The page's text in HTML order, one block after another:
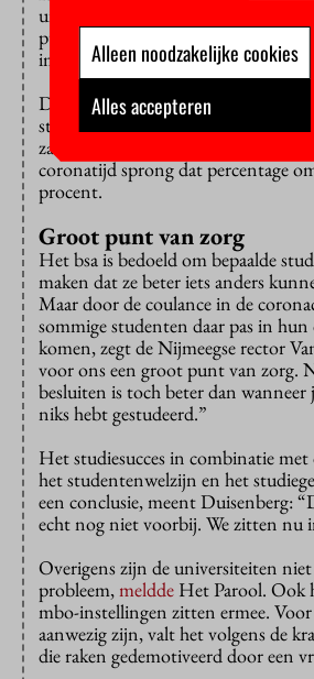
uitgevallen. “Als je in het eerste jaar
punten hebt gehaald, dan wordt het
impossible”, stelt UvA-voorzitter
De VU Amsterdam ziet een
studenten doorgingen met minder
zak, viel in normale jaren 20 procent
coronatijd sprong dat percentage
procent.
Groot punt van zorg
Het bsa is bedoeld om bepaalde
maken dat ze beter iets anders
Maar door de coulance in de
sommige studenten daar pas in hun
komen, zegt de Nijmeegse rector
voor ons een groot punt van zorg.
besluiten is toch beter dan wanneer
niks hebt gestudeerd.”
Het studiesucces in combinatie met
het studentenwelzijn en het
een conclusie, meent Duisenberg:
echt nog niet voorbij. We zitten nu
Overigens zijn de universiteiten
probleem,meldde Het Parool. Ook
mbo-instellingen zitten ermee.
aanwezig zijn, valt het volgens de
die raken gedemotiveerd door een
Alleen noodzakelijke cookies
Alles accepteren